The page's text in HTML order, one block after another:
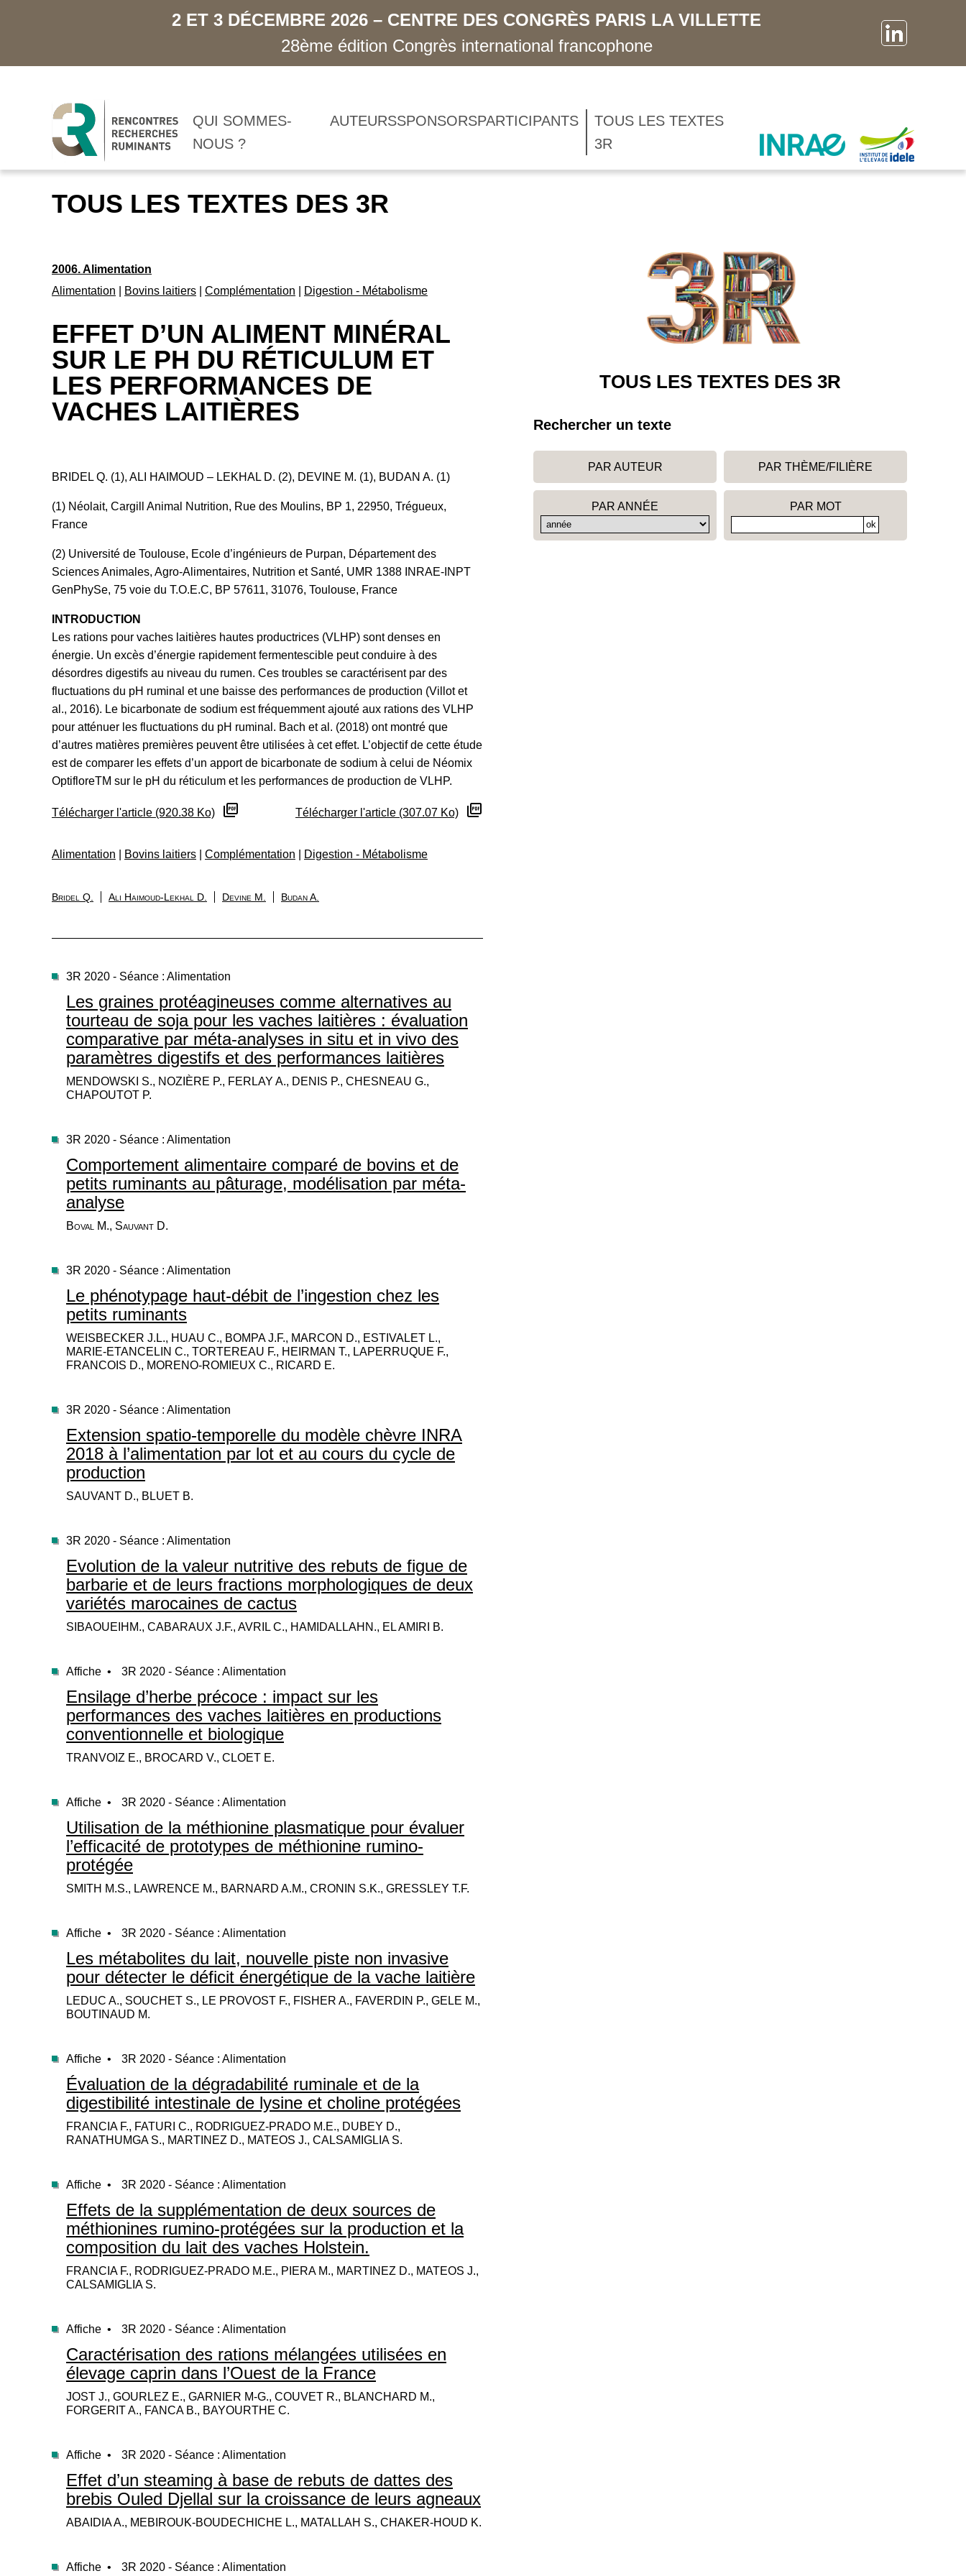
2 ET 3 DÉCEMBRE 2026 – CENTRE DES CONGRÈS PARIS LA VILLETTE
28ème édition Congrès international francophone
QUI SOMMES-
NOUS ?
AUTEURSSPONSORSPARTICIPANTS
TOUS LES TEXTES
3R
TOUS LES TEXTES DES 3R
2006. Alimentation
Alimentation
Bovins laitiers Complémentation Digestion - Métabolisme
EFFET D’UN ALIMENT MINÉRAL
SUR LE PH DU RÉTICULUM ET
LES PERFORMANCES DE
VACHES LAITIÈRES
BRIDEL Q. (1), ALI HAIMOUD – LEKHAL D. (2), DEVINE M. (1), BUDAN A. (1)
(1) Néolait, Cargill Animal Nutrition, Rue des Moulins, BP 1, 22950, Trégueux,
France
(2) Université de Toulouse, Ecole d’ingénieurs de Purpan, Département des
Sciences Animales, Agro-Alimentaires, Nutrition et Santé, UMR 1388 INRAE-INPT
GenPhySe, 75 voie du T.O.E.C, BP 57611, 31076, Toulouse, France
INTRODUCTION
Les rations pour vaches laitières hautes productrices (VLHP) sont denses en
énergie. Un excès d’énergie rapidement fermentescible peut conduire à des
désordres digestifs au niveau du rumen. Ces troubles se caractérisent par des
fluctuations du pH ruminal et une baisse des performances de production (Villot et
al., 2016). Le bicarbonate de sodium est fréquemment ajouté aux rations des VLHP
pour atténuer les fluctuations du pH ruminal. Bach et al. (2018) ont montré que
d’autres matières premières peuvent être utilisées à cet effet. L’objectif de cette étude
est de comparer les effets d’un apport de bicarbonate de sodium à celui de Néomix
OptifloreTM sur le pH du réticulum et les performances de production de VLHP.
Télécharger l'article (920.38 Ko) Télécharger l'article (307.07 Ko)
Alimentation Bovins laitiers Complémentation Digestion - Métabolisme
Bridel Q. Ali Haimoud-Lekhal D. Devine M. Budan A.
TOUS LES TEXTES DES 3R
Rechercher un texte
PAR AUTEUR PAR THÈME/FILIÈRE
PAR ANNÉE PAR MOT
3R 2020 - Séance : Alimentation
Les graines protéagineuses comme alternatives au
tourteau de soja pour les vaches laitières : évaluation
comparative par méta-analyses in situ et in vivo des
paramètres digestifs et des performances laitières
MENDOWSKI S., NOZIÈRE P., FERLAY A., DENIS P., CHESNEAU G.,
CHAPOUTOT P.
3R 2020 - Séance : Alimentation
Comportement alimentaire comparé de bovins et de
petits ruminants au pâturage, modélisation par méta-
analyse
Boval M., Sauvant D.
3R 2020 - Séance : Alimentation
Le phénotypage haut-débit de l’ingestion chez les
petits ruminants
WEISBECKER J.L., HUAU C., BOMPA J.F., MARCON D., ESTIVALET L.,
MARIE-ETANCELIN C., TORTEREAU F., HEIRMAN T., LAPERRUQUE F.,
FRANCOIS D., MORENO-ROMIEUX C., RICARD E.
3R 2020 - Séance : Alimentation
Extension spatio-temporelle du modèle chèvre INRA
2018 à l’alimentation par lot et au cours du cycle de
production
SAUVANT D., BLUET B.
3R 2020 - Séance : Alimentation
Evolution de la valeur nutritive des rebuts de figue de
barbarie et de leurs fractions morphologiques de deux
variétés marocaines de cactus
SIBAOUEIHM., CABARAUX J.F., AVRIL C., HAMIDALLAHN., EL AMIRI B.
Affiche • 3R 2020 - Séance : Alimentation
Ensilage d’herbe précoce : impact sur les
performances des vaches laitières en productions
conventionnelle et biologique
TRANVOIZ E., BROCARD V., CLOET E.
Affiche • 3R 2020 - Séance : Alimentation
Utilisation de la méthionine plasmatique pour évaluer
l’efficacité de prototypes de méthionine rumino-
protégée
SMITH M.S., LAWRENCE M., BARNARD A.M., CRONIN S.K., GRESSLEY T.F.
Affiche • 3R 2020 - Séance : Alimentation
Les métabolites du lait, nouvelle piste non invasive
pour détecter le déficit énergétique de la vache laitière
LEDUC A., SOUCHET S., LE PROVOST F., FISHER A., FAVERDIN P., GELE M.,
BOUTINAUD M.
Affiche • 3R 2020 - Séance : Alimentation
Évaluation de la dégradabilité ruminale et de la
digestibilité intestinale de lysine et choline protégées
FRANCIA F., FATURI C., RODRIGUEZ-PRADO M.E., DUBEY D.,
RANATHUMGA S., MARTINEZ D., MATEOS J., CALSAMIGLIA S.
Affiche • 3R 2020 - Séance : Alimentation
Effets de la supplémentation de deux sources de
méthionines rumino-protégées sur la production et la
composition du lait des vaches Holstein.
FRANCIA F., RODRIGUEZ-PRADO M.E., PIERA M., MARTINEZ D., MATEOS J.,
CALSAMIGLIA S.
Affiche • 3R 2020 - Séance : Alimentation
Caractérisation des rations mélangées utilisées en
élevage caprin dans l’Ouest de la France
JOST J., GOURLEZ E., GARNIER M-G., COUVET R., BLANCHARD M.,
FORGERIT A., FANCA B., BAYOURTHE C.
Affiche • 3R 2020 - Séance : Alimentation
Effet d’un steaming à base de rebuts de dattes des
brebis Ouled Djellal sur la croissance de leurs agneaux
ABAIDIA A., MEBIROUK-BOUDECHICHE L., MATALLAH S., CHAKER-HOUD K.
Affiche • 3R 2020 - Séance : Alimentation